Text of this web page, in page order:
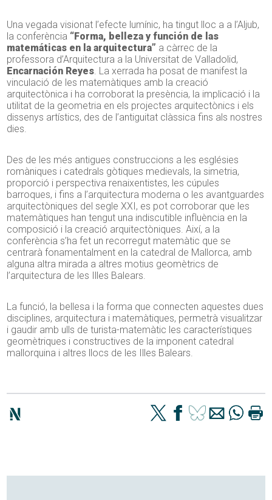
Una vegada visionat l’efecte lumínic, ha tingut lloc a a l’Aljub,
la conferència “Forma, belleza y función de las
matemáticas en la arquitectura” a càrrec de la
professora d’Arquitectura a la Universitat de Valladolid,
Encarnación Reyes. La xerrada ha posat de manifest la
vinculació de les matemàtiques amb la creació
arquitectònica i ha corroborat la presència, la implicació i la
utilitat de la geometria en els projectes arquitectònics i els
dissenys artístics, des de l’antiguitat clàssica fins als nostres
dies.
Des de les més antigues construccions a les esglésies
romàniques i catedrals gòtiques medievals, la simetria,
proporció i perspectiva renaixentistes, les cúpules
barroques, i fins a l’arquitectura moderna o les avantguardes
arquitectòniques del segle XXI, es pot corroborar que les
matemàtiques han tengut una indiscutible influència en la
composició i la creació arquitectòniques. Així, a la
conferència s’ha fet un recorregut matemàtic que se
centrarà fonamentalment en la catedral de Mallorca, amb
alguna altra mirada a altres motius geomètrics de
l’arquitectura de les Illes Balears.
La funció, la bellesa i la forma que connecten aquestes dues
disciplines, arquitectura i matemàtiques, permetrà visualitzar
i gaudir amb ulls de turista-matemàtic les característiques
geomètriques i constructives de la imponent catedral
mallorquina i altres llocs de les Illes Balears.